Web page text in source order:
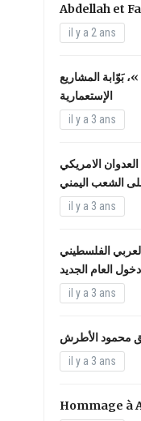
Abdellah et
il y a 2 ans
بَوّابة المشاريع
الإستعمارية
il y a 3 ans
الامريكي
الشعب اليمني
il y a 3 ans
الفلسطيني
العام الجديد
il y a 3 ans
محمود الأطرش
il y a 3 ans
Hommage à